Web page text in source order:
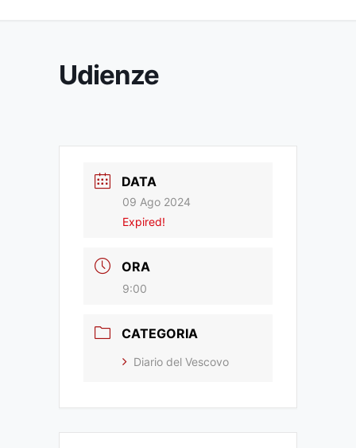
Udienze
DATA
09 Ago 2024
Expired!
ORA
9:00
CATEGORIA
Diario del Vescovo